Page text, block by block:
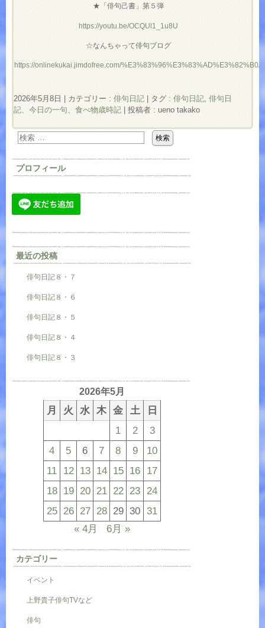
★「俳句己書」第５弾
https://youtu.be/OCQUl1_1u8U
☆なんちゃって俳句ブログ
https://onlinekukai.jimdofree.com/%E3%83%96%E3%83%AD%E3%82%B0/
2026年5月8日 カテゴリー : 俳句日記 タグ : 俳句日記, 俳句日
記、今日の一句、食べ物歳時記
投稿者 : ueno takako
プロフィール
最近の投稿
俳句日記８・７
俳句日記８・６
俳句日記８・５
俳句日記８・４
俳句日記８・３
2026年5月
月 火 水 木 金 土
日
1
2
3
4
5 6 7 8 9
10
11 12 13 14 15 16 17
18 19 20 21 22 23 24
25 26 27 28 29 30 31
« 4月
6月 »
カテゴリー
イベント
上野貴子俳句TVなど
俳句